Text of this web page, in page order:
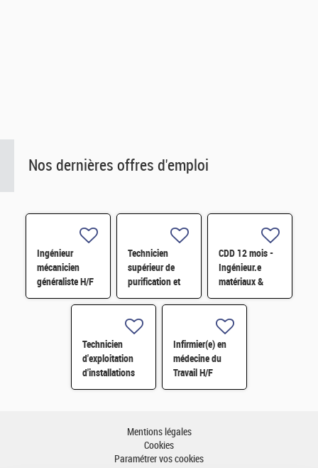
Nos dernières offres d'emploi
Ingénieur
mécanicien
généraliste H/F
Technicien
supérieur de
purification et
fabrication en
chaine blindée
H/F
CDD 12 mois -
Ingénieur.e
matériaux &
soudage H/F
Technicien
d'exploitation
d'installations
H/F
Infirmier(e) en
médecine du
Travail H/F
Mentions légales
Cookies
Paramétrer vos cookies